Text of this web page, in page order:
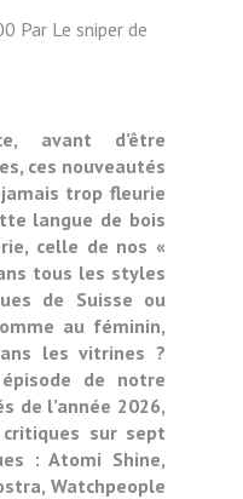
Par Le sniper de
avant d’être
ces nouveautés
trop fleurie
langue de bois
celle de nos «
tous les styles
de Suisse ou
au féminin,
les vitrines ?
de notre
de l’année 2026,
sur sept
: Atomi Shine,
Watchpeople